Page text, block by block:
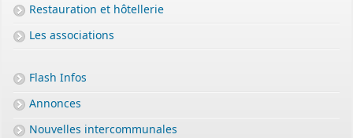
Restauration et hôtellerie
Les associations
Flash Infos
Annonces
Nouvelles intercommunales